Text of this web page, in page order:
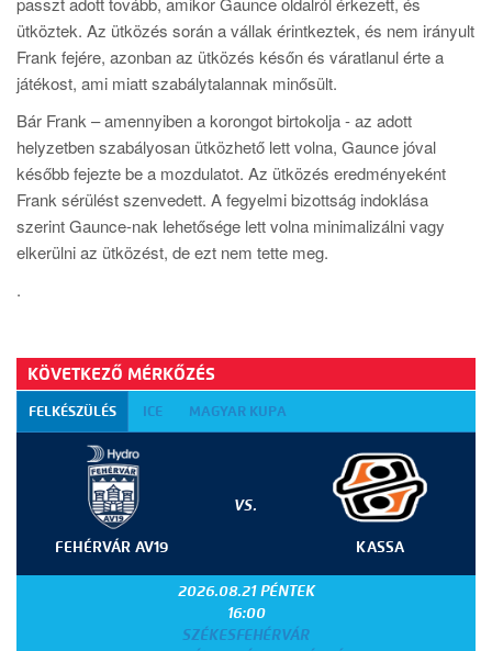
ütköztek. Az ütközés során a vállak érintkeztek, és nem irányult
Frank fejére, azonban az ütközés későn és váratlanul érte a
játékost, ami miatt szabálytalannak minősült.
Bár Frank – amennyiben a korongot birtokolja - az adott
helyzetben szabályosan ütközhető lett volna, Gaunce jóval
később fejezte be a mozdulatot. Az ütközés eredményeként
Frank sérülést szenvedett. A fegyelmi bizottság indoklása
szerint Gaunce-nak lehetősége lett volna minimalizálni vagy
elkerülni az ütközést, de ezt nem tette meg.
.
KÖVETKEZŐ MÉRKŐZÉS
FELKÉSZÜLÉS ICE MAGYAR KUPA
FEHÉRVÁR AV19
VS.
KASSA
2026.08.21 PÉNTEK
16:00
SZÉKESFEHÉRVÁR